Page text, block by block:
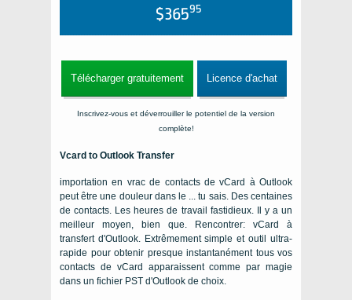
$36595
Télécharger gratuitement Licence d'achat
Inscrivez-vous et déverrouiller le potentiel de la version
complète!
Vcard to Outlook Transfer
importation en vrac de contacts de vCard à Outlook
peut être une douleur dans le ... tu sais. Des centaines
de contacts. Les heures de travail fastidieux. Il y a un
meilleur moyen, bien que. Rencontrer: vCard à
transfert d'Outlook. Extrêmement simple et outil ultra-
rapide pour obtenir presque instantanément tous vos
contacts de vCard apparaissent comme par magie
dans un fichier PST d'Outlook de choix.